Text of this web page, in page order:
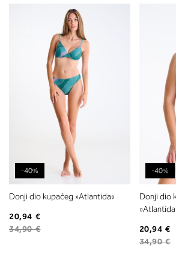
-40%
Donji dio kupaćeg »Atlantida«
20,94 €
34,90 €
-40%
Donji dio
20,94 €
34,90 €
2. Prsni
Izmerite
položite
izreza in
vdolbine
boste
ustreza
stolpcu, ki
obsegom.